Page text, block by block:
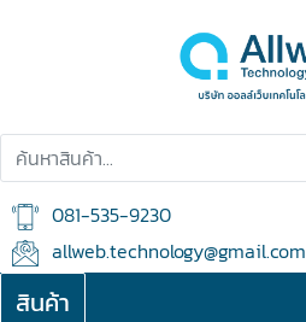
081-535-9230
allweb.technology@gmail.com
สินค้า